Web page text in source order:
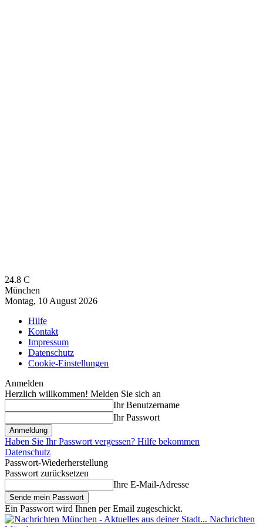
24.8 C
München
Montag, 10 August 2026
Hilfe
Kontakt
Impressum
Datenschutz
Cookie-Einstellungen
Anmelden
Herzlich willkommen! Melden Sie sich an
Ihr Benutzername
Ihr Passwort
Haben Sie Ihr Passwort vergessen? Hilfe bekommen
Datenschutz
Passwort-Wiederherstellung
Passwort zurücksetzen
Ihre E-Mail-Adresse
Ein Passwort wird Ihnen per Email zugeschickt.
Nachrichten